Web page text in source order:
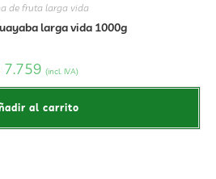
de fruta larga vida
larga vida 1000g
7.759 (incl. IVA)
al carrito